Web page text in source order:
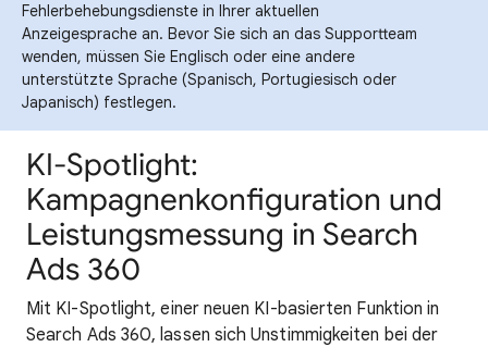
Fehlerbehebungsdienste in Ihrer aktuellen
Anzeigesprache an. Bevor Sie sich an das Supportteam
wenden, müssen Sie Englisch oder eine andere
unterstützte Sprache (Spanisch, Portugiesisch oder
Japanisch) festlegen.
KI-Spotlight:
Kampagnenkonfiguration und
Leistungsmessung in Search
Ads 360
Mit KI-Spotlight, einer neuen KI-basierten Funktion in
Search Ads 360, lassen sich Unstimmigkeiten bei der